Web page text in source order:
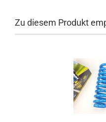
Zu diesem Produkt